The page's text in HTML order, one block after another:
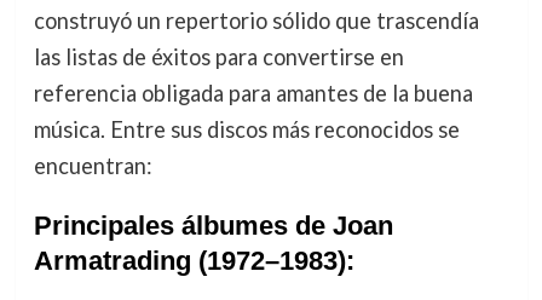
construyó un repertorio sólido que trascendía
las listas de éxitos para convertirse en
referencia obligada para amantes de la buena
música. Entre sus discos más reconocidos se
encuentran:
Principales álbumes de Joan
Armatrading (1972–1983):